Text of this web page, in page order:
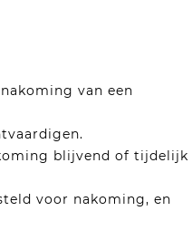
van een
blijvend of tijdelijk
voor nakoming, en